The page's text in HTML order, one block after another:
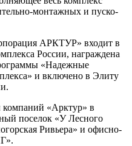
монтажных и пуско-
АРКТУР» входит в
России, награждена
«Надежные
и включено в Элиту
компаний «Арктур» в
поселок «У Лесного
Ривьера» и офисно-